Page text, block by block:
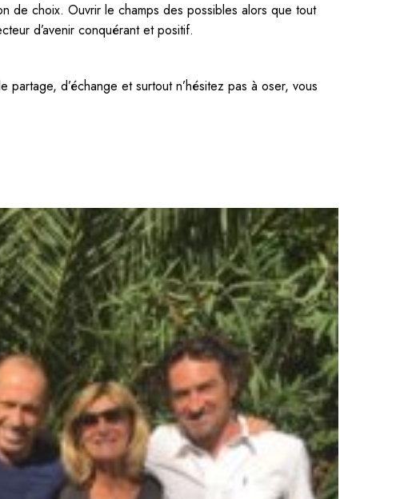
de choix. Ouvrir le champs des possibles alors que tout
d’avenir conquérant et positif.
d’échange et surtout n’hésitez pas à oser, vous